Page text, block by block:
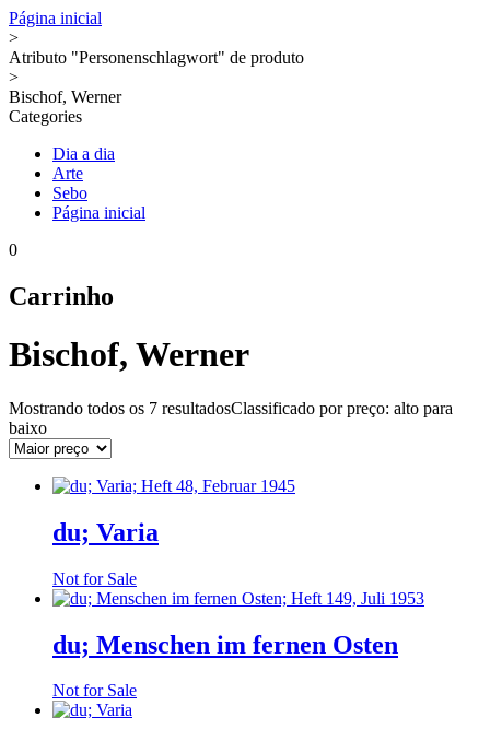
Página inicial
>
Atributo "Personenschlagwort" de produto
>
Bischof, Werner
Categories
Dia a dia
Arte
Sebo
Página inicial
0
Carrinho
Bischof, Werner
Mostrando todos os 7 resultadosClassificado por preço: alto para
baixo
du; Varia
Not for Sale
du; Menschen im fernen Osten
Not for Sale